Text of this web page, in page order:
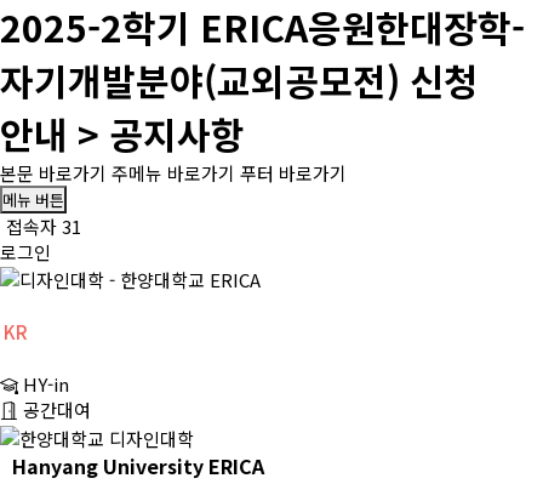
2025-2학기 ERICA응원한대장학-
자기개발분야(교외공모전) 신청
안내 > 공지사항
본문 바로가기 주메뉴 바로가기 푸터 바로가기
메뉴 버튼
접속자 31
로그인
KR
CH
EN
HY-in
공간대여
Hanyang University ERICA